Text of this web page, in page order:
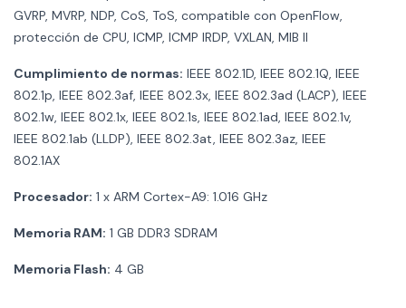
GVRP, MVRP, NDP, CoS, ToS, compatible con OpenFlow,
protección de CPU, ICMP, ICMP IRDP, VXLAN, MIB II
Cumplimiento de normas: IEEE 802.1D, IEEE 802.1Q, IEEE
802.1p, IEEE 802.3af, IEEE 802.3x, IEEE 802.3ad (LACP), IEEE
802.1w, IEEE 802.1x, IEEE 802.1s, IEEE 802.1ad, IEEE 802.1v,
IEEE 802.1ab (LLDP), IEEE 802.3at, IEEE 802.3az, IEEE
802.1AX
Procesador: 1 x ARM Cortex-A9: 1.016 GHz
Memoria RAM: 1 GB DDR3 SDRAM
Memoria Flash: 4 GB